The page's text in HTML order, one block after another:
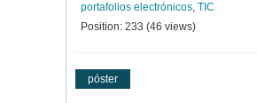
portafolios electrónicos, TIC
Position: 233 (46 views)
póster